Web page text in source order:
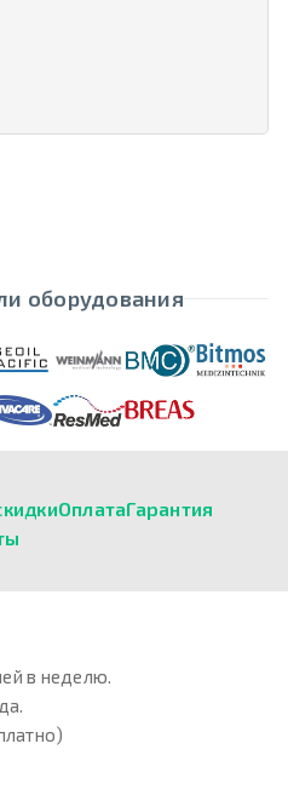
оборудования
ОплатаГарантия
в неделю.